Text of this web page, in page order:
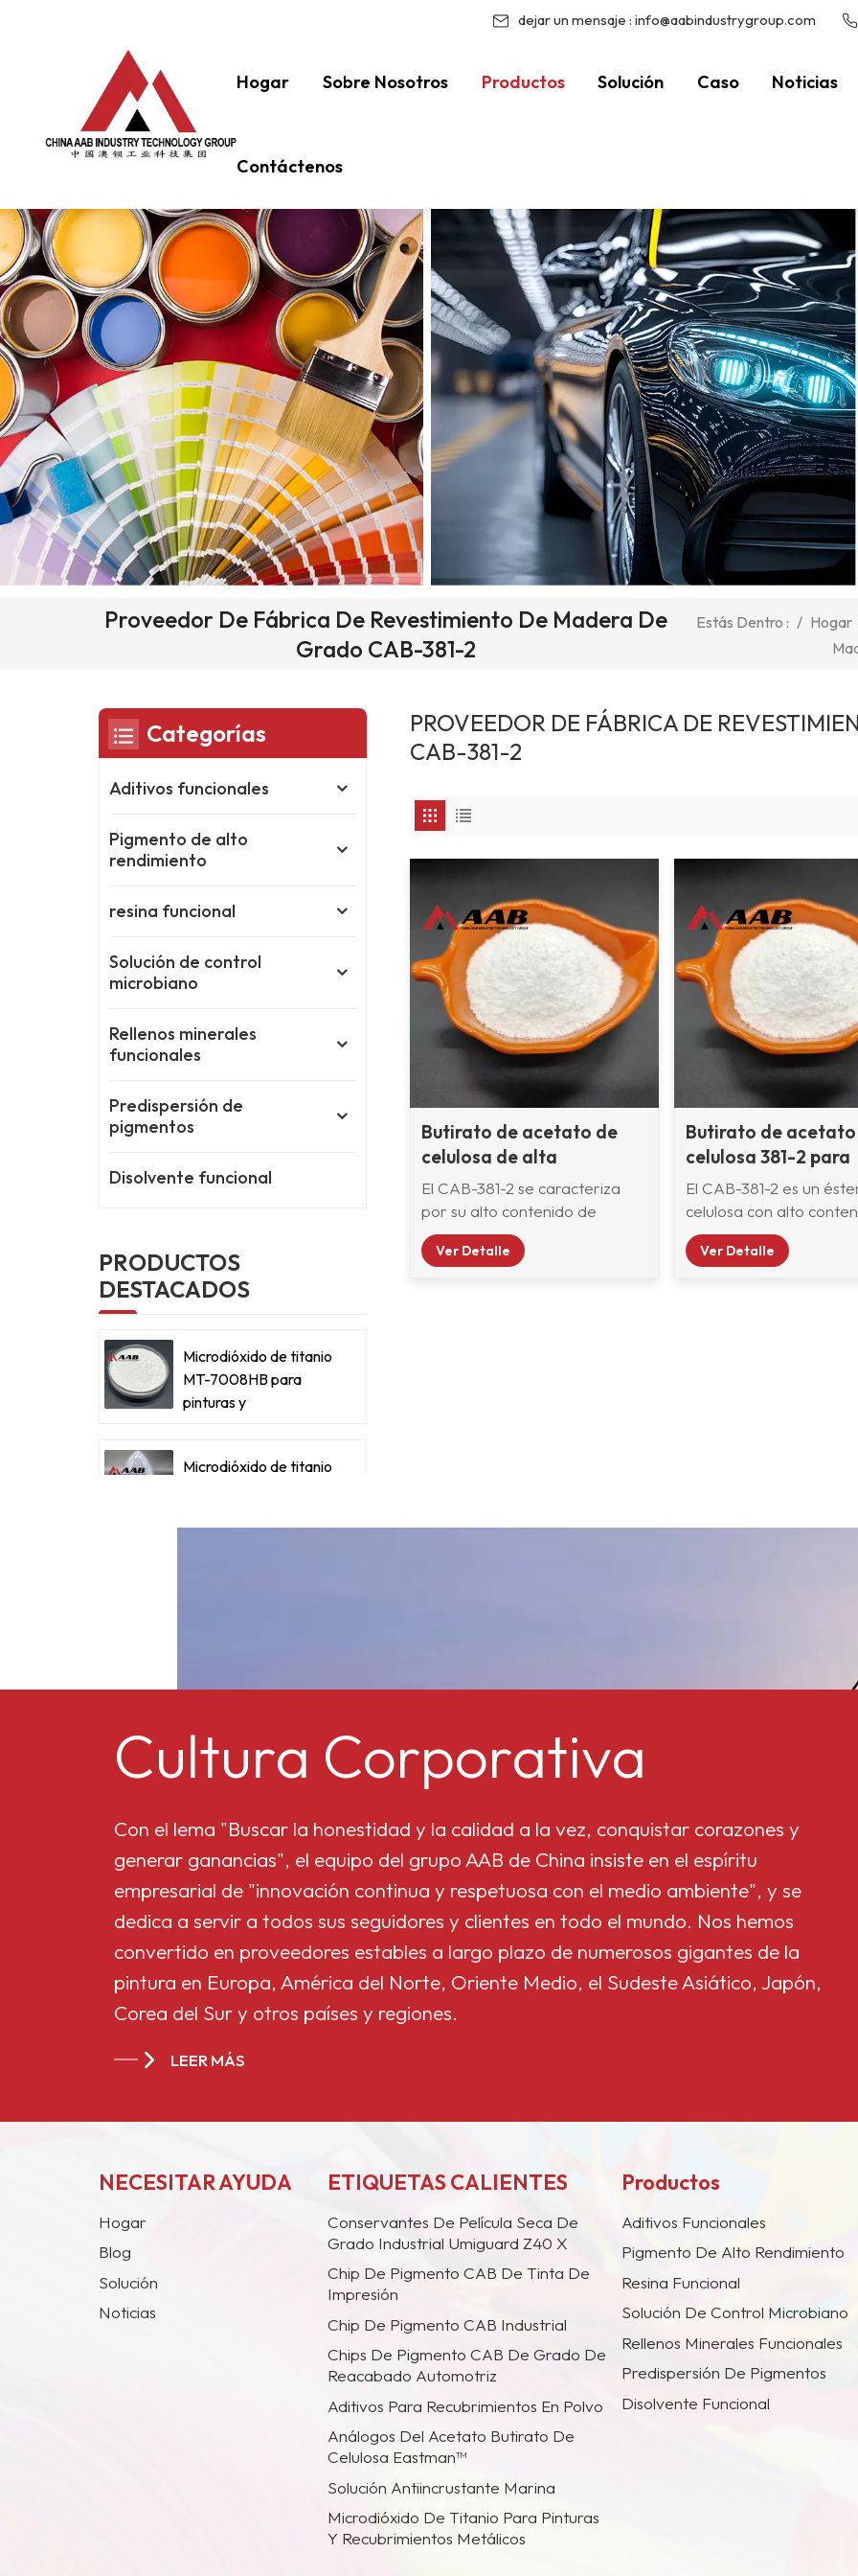
dejar un mensaje : info@aabindustrygroup.com
Hogar Sobre Nosotros Productos Solución Caso Noticias
Contáctenos
Proveedor De Fábrica De Revestimiento De Madera De
Grado CAB-381-2
Estás Dentro : / Hogar
PROVEEDOR DE FÁBRICA DE
CAB-381-2
Butirato de acetato de
celulosa de alta
viscosidad CAB-381-2
El CAB-381-2 se caracteriza
por su alto contenido de
butirilo y alta viscosidad. Es
ampliamente utilizado para
Ver Detalle
Butirato de
celulosa 381-2 para
pintura automotriz
El CAB-381-2 es un
celulosa con alto
butirilo y alta viscosidad.
Además de su mayor
Se suministra como un
Ver Detalle
Categorías
Aditivos funcionales
Pigmento de alto
rendimiento
resina funcional
Solución de control
microbiano
Rellenos minerales
funcionales
Predispersión de
pigmentos
Disolvente funcional
PRODUCTOS
DESTACADOS
Microdióxido de titanio
MT-7008HB para
pinturas y
Microdióxido de titanio
Acetato butirato de
Butirato de acetato
de celulosa 551-0,01
Butirato de acetato
de celulosa de China
CAB-381-20
Cultura Corporativa
Con el lema "Buscar la honestidad y la calidad a la vez, conquistar corazones y
generar ganancias", el equipo del grupo AAB de China insiste en el espíritu
empresarial de "innovación continua y respetuosa con el medio ambiente", y se
dedica a servir a todos sus seguidores y clientes en todo el mundo. Nos hemos
convertido en proveedores estables a largo plazo de numerosos gigantes de la
pintura en Europa, América del Norte, Oriente Medio, el Sudeste Asiático, Japón,
Corea del Sur y otros países y regiones.
LEER MÁS
NECESITAR AYUDA
Hogar
Blog
Solución
Noticias
ETIQUETAS CALIENTES
Conservantes De Película Seca De
Grado Industrial Umiguard Z40 X
Chip De Pigmento CAB De Tinta De
Impresión
Chip De Pigmento CAB Industrial
Chips De Pigmento CAB De Grado De
Reacabado Automotriz
Aditivos Para Recubrimientos En Polvo
Análogos Del Acetato Butirato De
Celulosa Eastman™
Solución Antiincrustante Marina
Microdióxido De Titanio Para Pinturas
Y Recubrimientos Metálicos
Productos
Aditivos Funcionales
Pigmento De Alto Rendimiento
Resina Funcional
Solución De Control Microbiano
Rellenos Minerales Funcionales
Predispersión De Pigmentos
Disolvente Funcional